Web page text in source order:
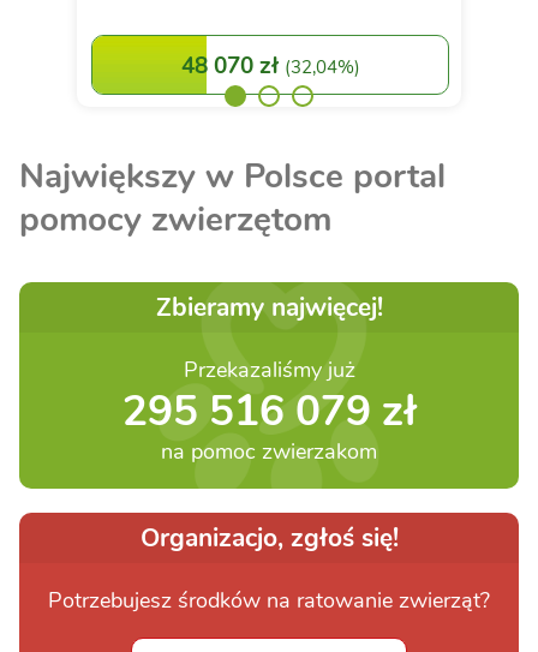
48 070 zł (32,04%)
Największy w Polsce portal
pomocy zwierzętom
Zbieramy najwięcej!
Przekazaliśmy już
295 516 079 zł
na pomoc zwierzakom
Organizacjo, zgłoś się!
Potrzebujesz środków na ratowanie zwierząt?